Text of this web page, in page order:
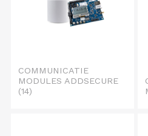
COMMUNICATIE
MODULES ADDSECURE
(14)